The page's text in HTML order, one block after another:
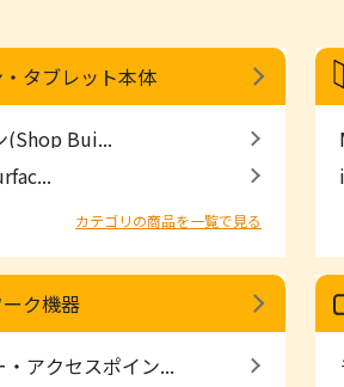
タブレット本体
(Shop Bui...
カテゴリの商品を一覧で見る
ク機器
アクセスポイン...